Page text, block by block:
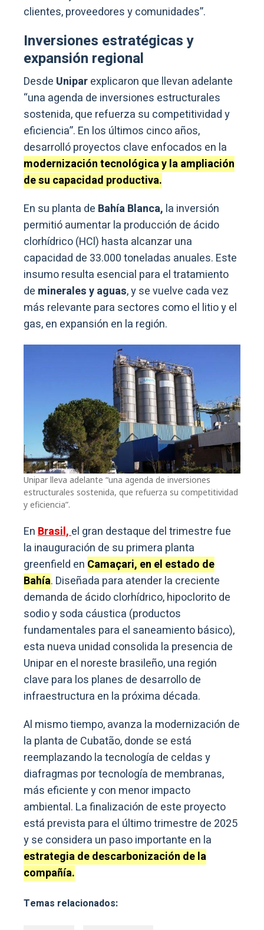
clientes, proveedores y comunidades”.
Inversiones estratégicas y
expansión regional
Desde Uniparexplicaron que llevan adelante
“una agenda de inversiones estructurales
sostenida, que refuerza su competitividad y
eficiencia”. En los últimos cinco años,
desarrolló proyectos clave enfocados en la
modernización tecnológica y la ampliación
de su capacidad productiva.
En su planta de Bahía Blanca, la inversión
permitió aumentar la producción de ácido
clorhídrico (HCl) hasta alcanzar una
capacidad de 33.000 toneladas anuales. Este
insumo resulta esencial para el tratamiento
de minerales y aguas, y se vuelve cada vez
más relevante para sectores como el litio y el
gas, en expansión en la región.
Unipar lleva adelante “una agenda de inversiones
estructurales sostenida, que refuerza su competitividad
y eficiencia”.
EnBrasil,el gran destaque del trimestre fue
la inauguración de su primera planta
greenfield en Camaçari, en el estado de
Bahía. Diseñada para atender la creciente
demanda de ácido clorhídrico, hipoclorito de
sodio y soda cáustica (productos
fundamentales para el saneamiento básico),
esta nueva unidad consolida la presencia de
Unipar en el noreste brasileño, una región
clave para los planes de desarrollo de
infraestructura en la próxima década.
Al mismo tiempo, avanza la modernización de
la planta de Cubatão, donde se está
reemplazando la tecnología de celdas y
diafragmas por tecnología de membranas,
más eficiente y con menor impacto
ambiental. La finalización de este proyecto
está prevista para el último trimestre de 2025
y se considera un paso importante en la
estrategia de descarbonización de la
compañía.
Temas relacionados: